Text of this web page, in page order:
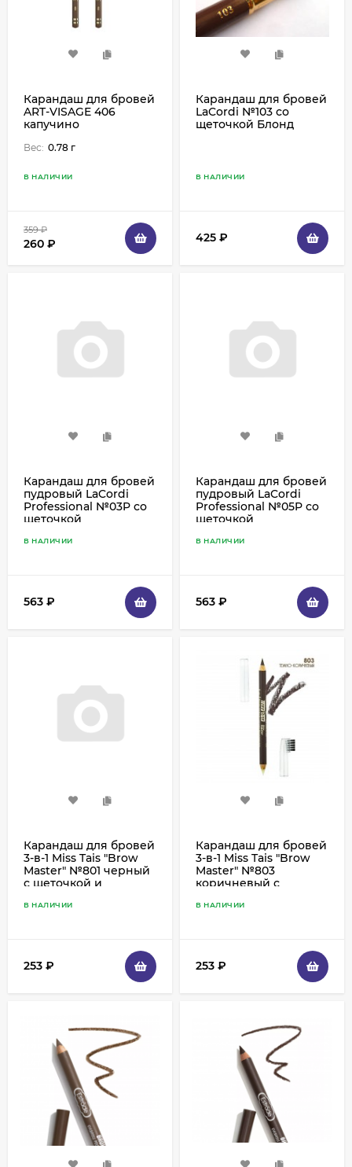
Карандаш для бровей
ART-VISAGE 406
капучино
Вес: 0.78 г
В НАЛИЧИИ
359₽
260 ₽
Карандаш для бровей
LaCordi №103 со
щеточкой Блонд
В НАЛИЧИИ
425 ₽
Карандаш для бровей
пудровый LaCordi
Professional №03P со
щеточкой
В НАЛИЧИИ
563 ₽
Карандаш для бровей
пудровый LaCordi
Professional №05P со
щеточкой
В НАЛИЧИИ
563 ₽
Карандаш для бровей
3-в-1 Miss Tais "Brow
Master" №801 черный
с щеточкой и
В НАЛИЧИИ
253 ₽
Карандаш для бровей
3-в-1 Miss Tais "Brow
Master" №803
коричневый с
фиксирующим гелем
В НАЛИЧИИ
253 ₽